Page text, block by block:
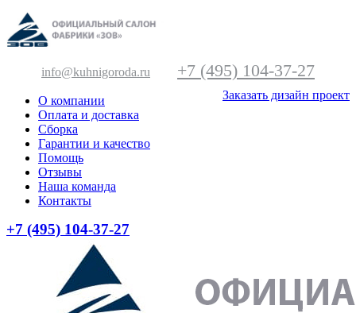
info@kuhnigoroda.ru +7 (495) 104-37-27
Заказать дизайн проект
О компании
Оплата и доставка
Сборка
Гарантии и качество
Помощь
Отзывы
Наша команда
Контакты
+7 (495) 104-37-27